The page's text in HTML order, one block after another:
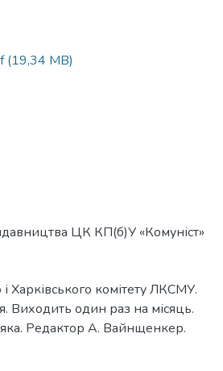
(19,34 MB)
ЦК КП(б)У «Комуніст»
Харківського комітету ЛКСМУ.
Виходить один раз на місяць.
Редактор А. Вайнщенкер.